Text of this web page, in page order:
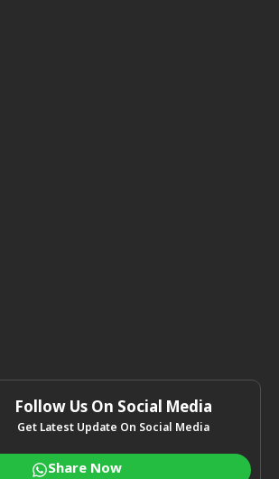
Follow Us On Social Media
Get Latest Update On Social Media
Share Now